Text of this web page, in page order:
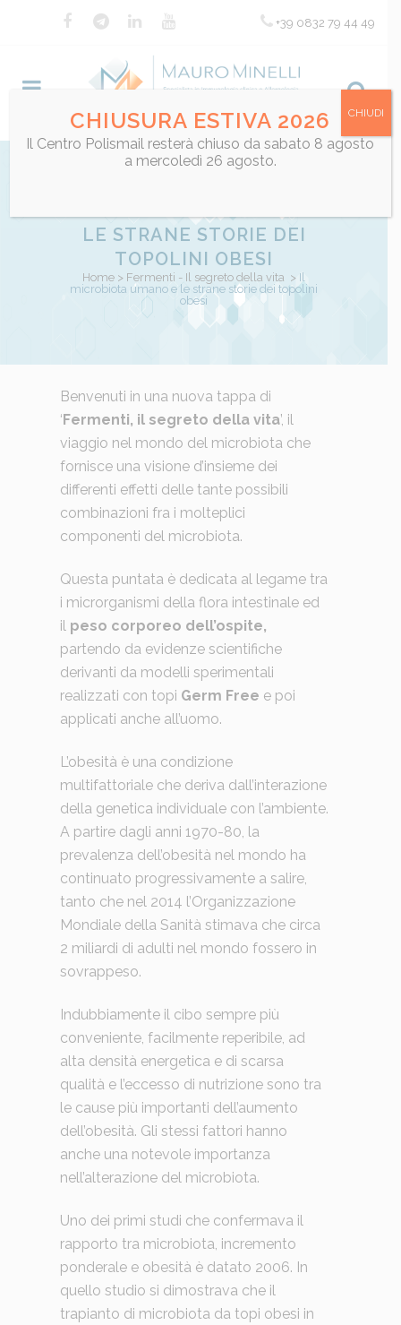
+39 0832 79 44 49
LE STRANE STORIE DEI
TOPOLINI OBESI
Home > Fermenti - Il segreto della vita > Il
microbiota umano e le strane storie dei topolini
obesi
Posted at 13:13h inFermenti - Il segreto della vita
Benvenuti in una nuova tappa di
‘Fermenti, il segreto della vita’, il
viaggio nel mondo del microbiota che
fornisce una visione d’insieme dei
differenti effetti delle tante possibili
combinazioni fra i molteplici
componenti del microbiota.
Questa puntata è dedicata al legame tra
i microrganismi della flora intestinale ed
il peso corporeo dell’ospite,
partendo da evidenze scientifiche
derivanti da modelli sperimentali
realizzati con topi Germ Free e poi
applicati anche all’uomo.
L’obesità è una condizione
multifattoriale che deriva dall’interazione
della genetica individuale con l’ambiente.
A partire dagli anni 1970-80, la
prevalenza dell’obesità nel mondo ha
continuato progressivamente a salire,
tanto che nel 2014 l’Organizzazione
Mondiale della Sanità stimava che circa
2 miliardi di adulti nel mondo fossero in
sovrappeso.
Indubbiamente il cibo sempre più
conveniente, facilmente reperibile, ad
alta densità energetica e di scarsa
qualità e l’eccesso di nutrizione sono tra
le cause più importanti dell’aumento
dell’obesità. Gli stessi fattori hanno
anche una notevole importanza
nell’alterazione del microbiota.
Uno dei primi studi che confermava il
rapporto tra microbiota, incremento
ponderale e obesità è datato 2006. In
quello studio si dimostrava che il
trapianto di microbiota da topi obesi in
CHIUSURA ESTIVA 2026
Il Centro Polismail resterà chiuso da sabato 8 agosto
a mercoledì 26 agosto.
CHIUDI